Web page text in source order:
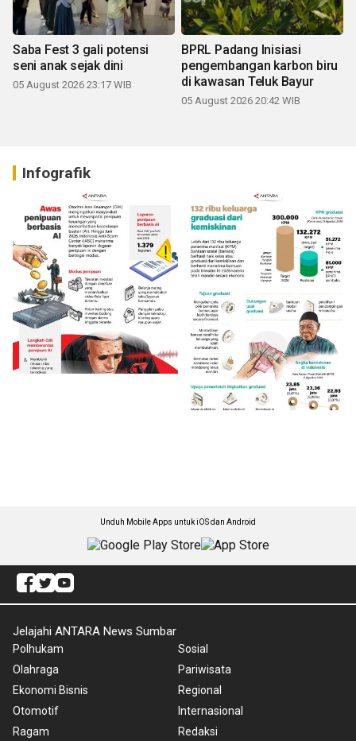
Saba Fest 3 gali potensi
seni anak sejak dini
05 August 2026 23:17 WIB
BPRL Padang Inisiasi
pengembangan karbon biru
di kawasan Teluk Bayur
05 August 2026 20:42 WIB
Infografik
Unduh Mobile Apps untuk iOS dan Android
Jelajahi ANTARA News Sumbar
Polhukam
Olahraga
Ekonomi Bisnis
Otomotif
Ragam
Sosial
Pariwisata
Regional
Internasional
Redaksi